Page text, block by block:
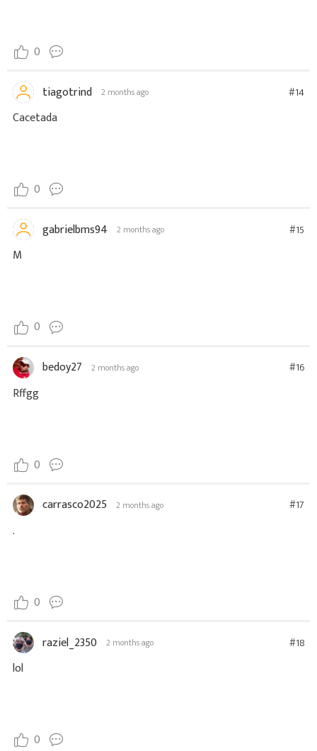
0
tiagotrind 2 months ago #14
Cacetada
0
gabrielbms94 2 months ago #15
M
0
bedoy27 2 months ago #16
Rffgg
0
carrasco2025 2 months ago #17
.
0
raziel_2350 2 months ago #18
lol
0